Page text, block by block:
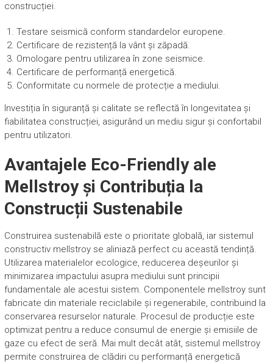
construcției.
Testare seismică conform standardelor europene.
Certificare de rezistență la vânt și zăpadă.
Omologare pentru utilizarea în zone seismice.
Certificare de performanță energetică.
Conformitate cu normele de protecție a mediului.
Investiția în siguranță și calitate se reflectă în longevitatea și
fiabilitatea construcției, asigurând un mediu sigur și confortabil
pentru utilizatori.
Avantajele Eco-Friendly ale
Mellstroy și Contribuția la
Construcții Sustenabile
Construirea sustenabilă este o prioritate globală, iar sistemul
constructiv mellstroy se aliniază perfect cu această tendință.
Utilizarea materialelor ecologice, reducerea deșeurilor și
minimizarea impactului asupra mediului sunt principii
fundamentale ale acestui sistem. Componentele mellstroy sunt
fabricate din materiale reciclabile și regenerabile, contribuind la
conservarea resurselor naturale. Procesul de producție este
optimizat pentru a reduce consumul de energie și emisiile de
gaze cu efect de seră. Mai mult decât atât, sistemul mellstroy
permite construirea de clădiri cu performanță energetică